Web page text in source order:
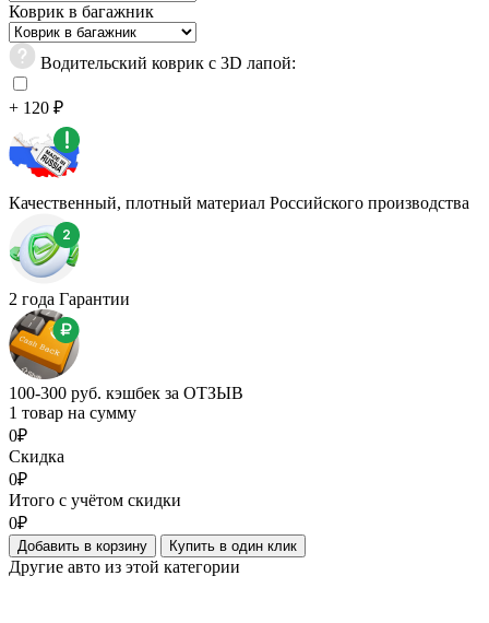
Коврик в багажник
Водительский коврик с 3D лапой:
+ 120 ₽
Качественный, плотный материал Российского производства
2 года Гарантии
100-300 руб. кэшбек за ОТЗЫВ
1 товар на сумму
0₽
Скидка
0₽
Итого с учётом скидки
0₽
Добавить в корзину Купить в один клик
Другие авто из этой категории